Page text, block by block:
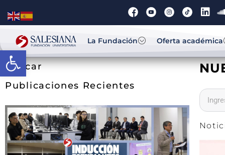
Abrir barra de herramientas
La Fundación Oferta académica
Buscar
Publicaciones Recientes